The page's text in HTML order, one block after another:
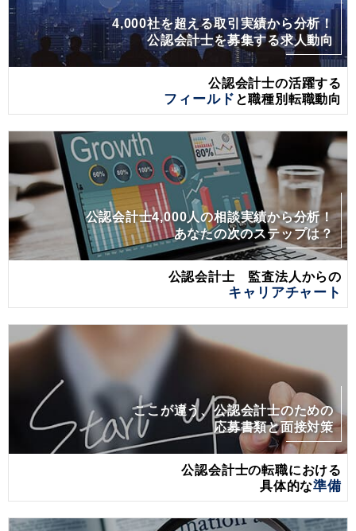
4,000社を超える取引実績から分析！
公認会計士を募集する求人動向
公認会計士の活躍する
フィールド と職種別転職動向
公認会計士4,000人の相談実績から分析！
あなたの次のステップは？
公認会計士 監査法人からの
キャリアチャート
ここが違う、公認会計士のための
応募書類と面接対策
公認会計士の転職における
具体的な準備